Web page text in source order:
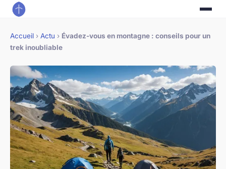
Accueil › Actu › Évadez-vous en montagne : conseils pour un
trek inoubliable